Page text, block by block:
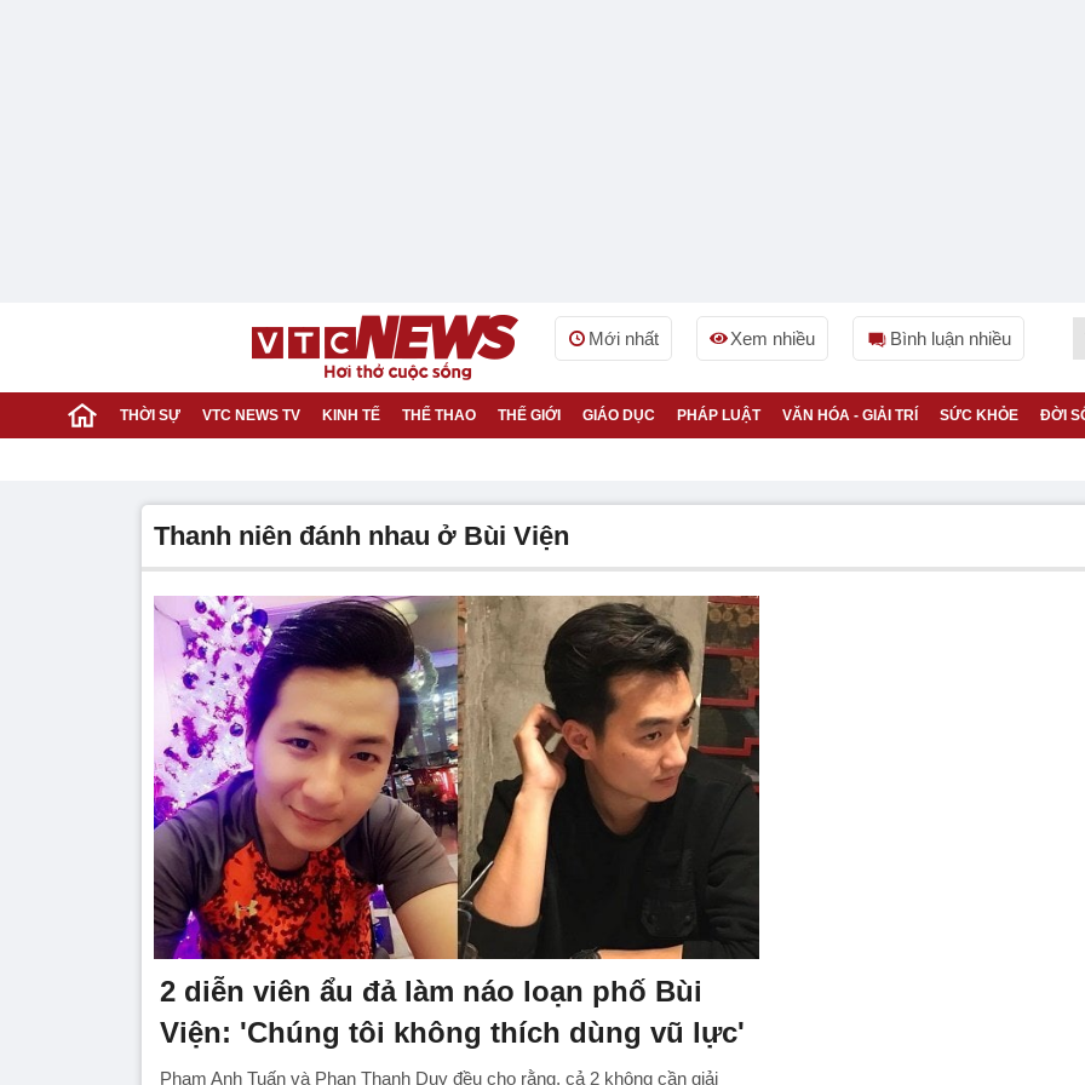
Mới nhất Xem nhiều Bình luận nhiều
THỜI SỰ VTC NEWS TV KINH TẾ THỂ THAO THẾ GIỚI GIÁO DỤC PHÁP LUẬT VĂN HÓA - GIẢI TRÍ SỨC KHỎE ĐỜI
thanh niên đánh nhau ở Bùi Viện
2 diễn viên ẩu đả làm náo loạn phố Bùi
Viện: 'Chúng tôi không thích dùng vũ lực'
Phạm Anh Tuấn và Phan Thanh Duy đều cho rằng, cả 2 không cần giải